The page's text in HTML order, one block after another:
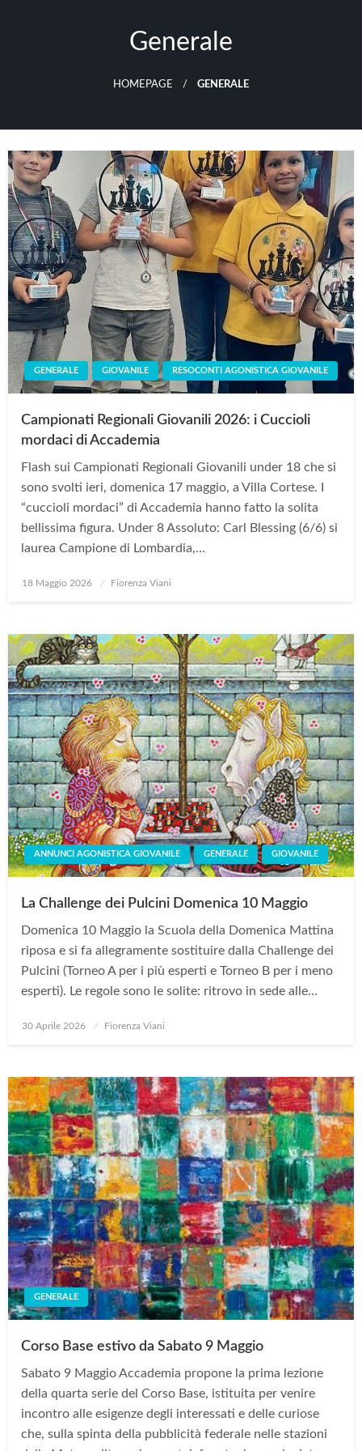
Generale
HOMEPAGE GENERALE
GENERALE GIOVANILE RESOCONTI AGONISTICA GIOVANILE
Campionati Regionali Giovanili 2026: i Cuccioli
mordaci di Accademia
Flash sui Campionati Regionali Giovanili under 18 che si
sono svolti ieri, domenica 17 maggio, a Villa Cortese. I
“cuccioli mordaci” di Accademia hanno fatto la solita
bellissima figura. Under 8 Assoluto: Carl Blessing (6/6) si
laurea Campione di Lombardia,…
Posted
18 Maggio 2026 Fiorenza Viani
ANNUNCI AGONISTICA GIOVANILE GENERALE GIOVANILE
La Challenge dei Pulcini Domenica 10 Maggio
Domenica 10 Maggio la Scuola della Domenica Mattina
riposa e si fa allegramente sostituire dalla Challenge dei
Pulcini (Torneo A per i più esperti e Torneo B per i meno
esperti). Le regole sono le solite: ritrovo in sede alle…
Posted
30 Aprile 2026 Fiorenza Viani
GENERALE
Corso Base estivo da Sabato 9 Maggio
Sabato 9 Maggio Accademia propone la prima lezione
della quarta serie del Corso Base, istituita per venire
incontro alle esigenze degli interessati e delle curiose
che, sulla spinta della pubblicità federale nelle stazioni